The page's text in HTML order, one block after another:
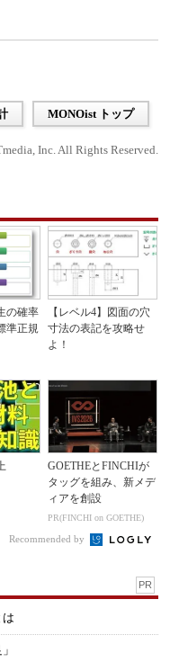
MONOist トップ
Inc. All Rights Reserved.
の確率
準正規
【レベル4】図面の穴
寸法の表記を攻略せ
よ！
GOETHEとFINCHIが
タッグを組み、新メデ
ィアを創設
PR(FINCHI on GOETHE)
Recommended by
PR